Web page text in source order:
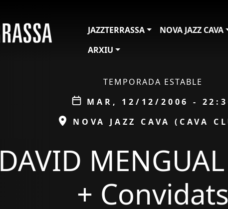
JAZZTERRASSA
NOVA JAZZ CAVA
ARXIU
TEMPORADA ESTABLE
Data
MAR, 12/12/2006 -
ESPAI
NOVA JAZZ CAVA (CAVA
DAVID
+ Convidats